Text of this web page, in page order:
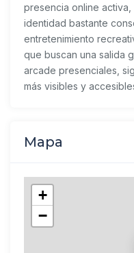
presencia online
identidad bastante
entretenimiento
que buscan una salida
arcade presenciales,
más visibles y
Mapa
+
−